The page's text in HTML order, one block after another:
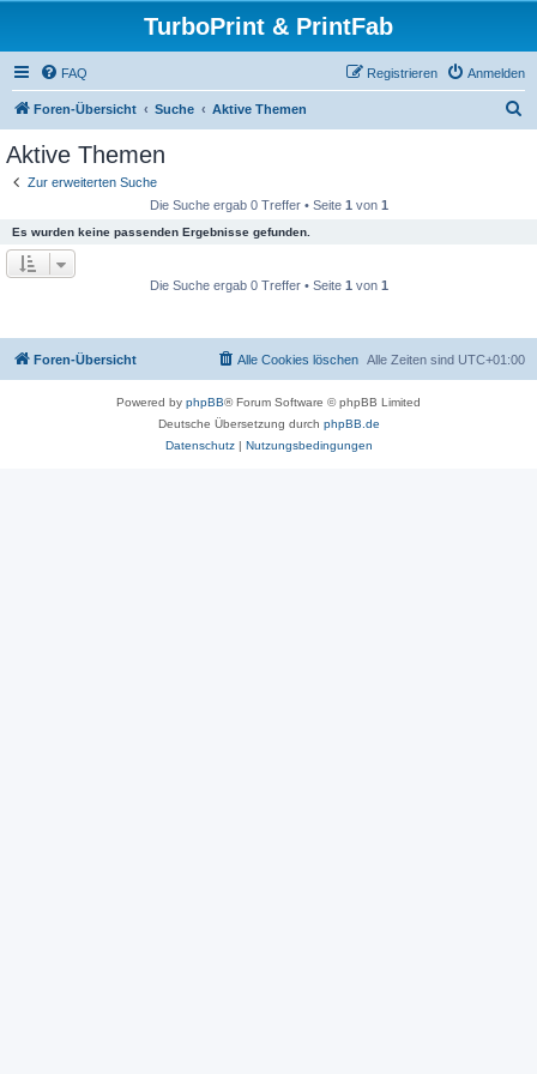
TurboPrint & PrintFab
FAQ Anmelden
Registrieren
Foren-Übersicht Suche Aktive Themen
Aktive Themen
Zur erweiterten Suche
Die Suche ergab 0 Treffer • Seite 1 von 1
Es wurden keine passenden Ergebnisse gefunden.
Die Suche ergab 0 Treffer • Seite 1 von 1
Foren-Übersicht Alle Zeiten sind UTC+01:00
Alle Cookies löschen
Powered by phpBB® Forum Software © phpBB Limited
Deutsche Übersetzung durch phpBB.de
Datenschutz| Nutzungsbedingungen